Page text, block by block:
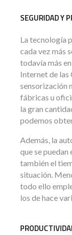
SEGURIDAD Y
La tecnología
cada vez más
todavía más
Internet de las
sensorización
fábricas u
la gran
podemos
Además, la
que se
también el
situación.
todo ello
los de hace